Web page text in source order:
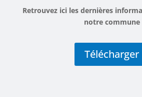
Retrouvez ici les dernières
notre commune
Télécharger